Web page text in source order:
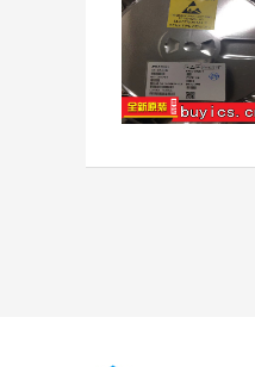
HANBO(汉博)
INGHAi(赢海)
HCTL(华灿天禄)
HDGC(华德共创)
NJCON(永立)
JYJE(晶友嘉)